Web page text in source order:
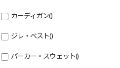
カーディガン()
ジレ・ベスト()
パーカー・スウェット()